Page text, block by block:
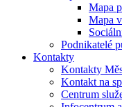
Mapa
Mapa
Podnikatelé
Kontakty
Kontakty
Kontakt na
Centrum